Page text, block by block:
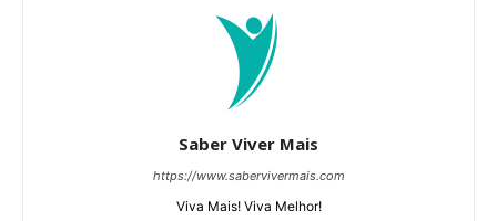
Saber Viver Mais
https://www.sabervivermais.com
Viva Mais! Viva Melhor!